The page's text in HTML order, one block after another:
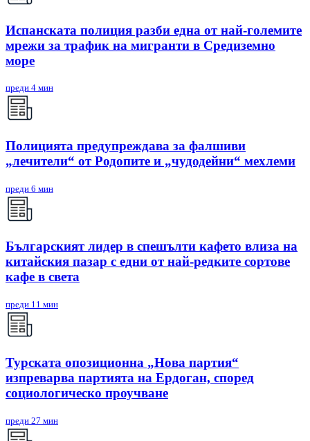
Испанската полиция разби една от най-големите
мрежи за трафик на мигранти в Средиземно
море
преди 4 мин
Полицията предупреждава за фалшиви
„лечители“ от Родопите и „чудодейни“ мехлеми
преди 6 мин
Българският лидер в спешълти кафето влиза на
китайския пазар с едни от най-редките сортове
кафе в света
преди 11 мин
Турската опозиционна „Нова партия“
изпреварва партията на Ердоган, според
социологическо проучване
преди 27 мин